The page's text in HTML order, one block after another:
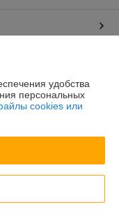
удобства
персональных
cookies или